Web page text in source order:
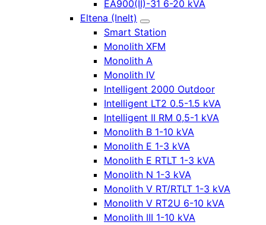
EA900(II)-31 6-20 kVA
Eltena (Inelt)
Smart Station
Monolith XFM
Monolith A
Monolith IV
Intelligent 2000 Outdoor
Intelligent LT2 0.5-1.5 kVA
Intelligent II RM 0,5-1 kVA
Monolith B 1-10 kVA
Monolith E 1-3 kVA
Monolith E RTLT 1-3 kVA
Monolith N 1-3 kVA
Monolith V RT/RTLT 1-3 kVA
Monolith V RT2U 6-10 kVA
Monolith III 1-10 kVA